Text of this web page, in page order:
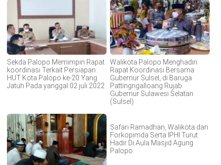
Sekda Palopo Memimpin Rapat
koordinasi Terkait Persiapan
HUT Kota Palopo ke-20 Yang
Jatuh Pada yanggal 02 juli 2022
Walikota Palopo Menghadiri
Rapat Koordinasi Bersama
Gubernur Sulsel, di Baruga
Pattingngalloang Rujab
Gubernur Sulawesi Selatan
(Sulsel)
Safari Ramadhan, Walikota dan
Forkopimda Serta IPHI Turut
Hadir Di Aula Masjid Agung
Palopo